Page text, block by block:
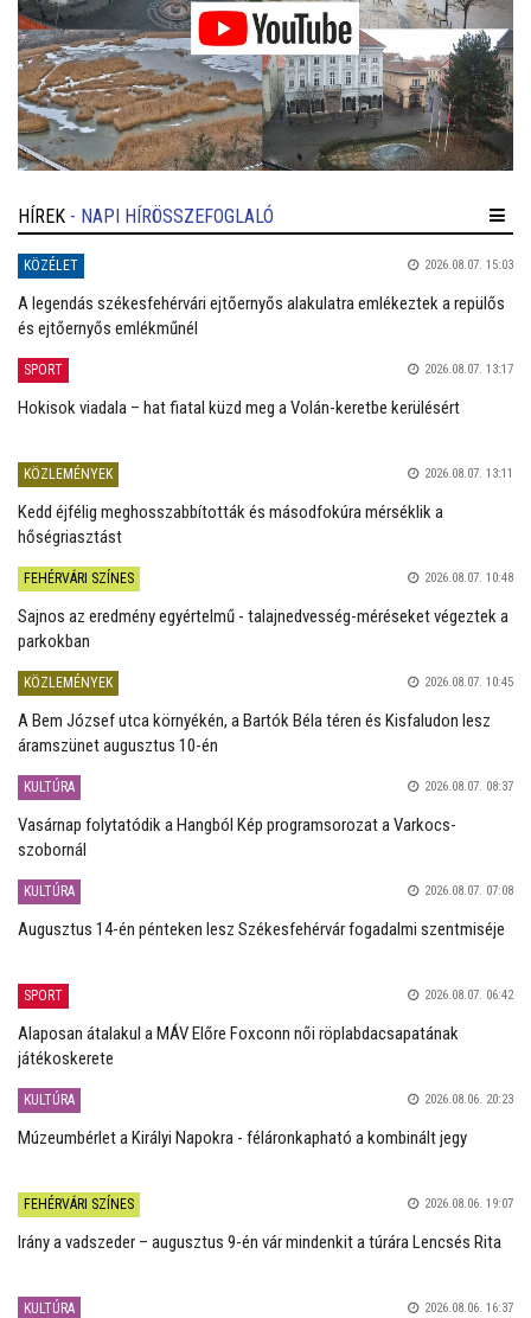
HÍREK - NAPI HÍRÖSSZEFOGLALÓ
KÖZÉLET 2026.08.07. 15:03
A legendás székesfehérvári ejtőernyős alakulatra emlékeztek a repülős
és ejtőernyős emlékműnél
SPORT 2026.08.07. 13:17
Hokisok viadala – hat fiatal küzd meg a Volán-keretbe kerülésért
KÖZLEMÉNYEK 2026.08.07. 13:11
Kedd éjfélig meghosszabbították és másodfokúra mérséklik a
hőségriasztást
FEHÉRVÁRI SZÍNES 2026.08.07. 10:48
Sajnos az eredmény egyértelmű - talajnedvesség-méréseket végeztek a
parkokban
KÖZLEMÉNYEK 2026.08.07. 10:45
A Bem József utca környékén, a Bartók Béla téren és Kisfaludon lesz
áramszünet augusztus 10-én
KULTÚRA 2026.08.07. 08:37
Vasárnap folytatódik a Hangból Kép programsorozat a Varkocs-
szobornál
KULTÚRA 2026.08.07. 07:08
Augusztus 14-én pénteken lesz Székesfehérvár fogadalmi szentmiséje
SPORT 2026.08.07. 06:42
Alaposan átalakul a MÁV Előre Foxconn női röplabdacsapatának
játékoskerete
KULTÚRA 2026.08.06. 20:23
Múzeumbérlet a Királyi Napokra - féláronkapható a kombinált jegy
FEHÉRVÁRI SZÍNES 2026.08.06. 19:07
Irány a vadszeder – augusztus 9-én vár mindenkit a túrára Lencsés Rita
KULTÚRA 2026.08.06. 16:37